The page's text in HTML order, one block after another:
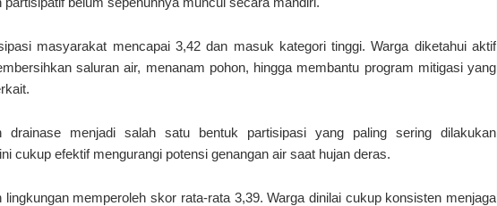
masyarakat mencapai 3,42 dan masuk kategori tinggi. Warga diketahui aktif
saluran air, menanam pohon, hingga membantu program mitigasi yang
drainase menjadi salah satu bentuk partisipasi yang paling sering dilakukan
cukup efektif mengurangi potensi genangan air saat hujan deras.
memperoleh skor rata-rata 3,39. Warga dinilai cukup konsisten menjaga